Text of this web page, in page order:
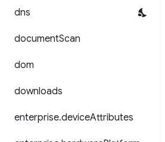
dns
documentScan
dom
downloads
enterprise.deviceAttributes